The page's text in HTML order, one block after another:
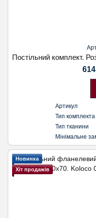
Артикул
Тип комплекта
Тип тканини
Мінімальне
Новинка
Хіт продажів